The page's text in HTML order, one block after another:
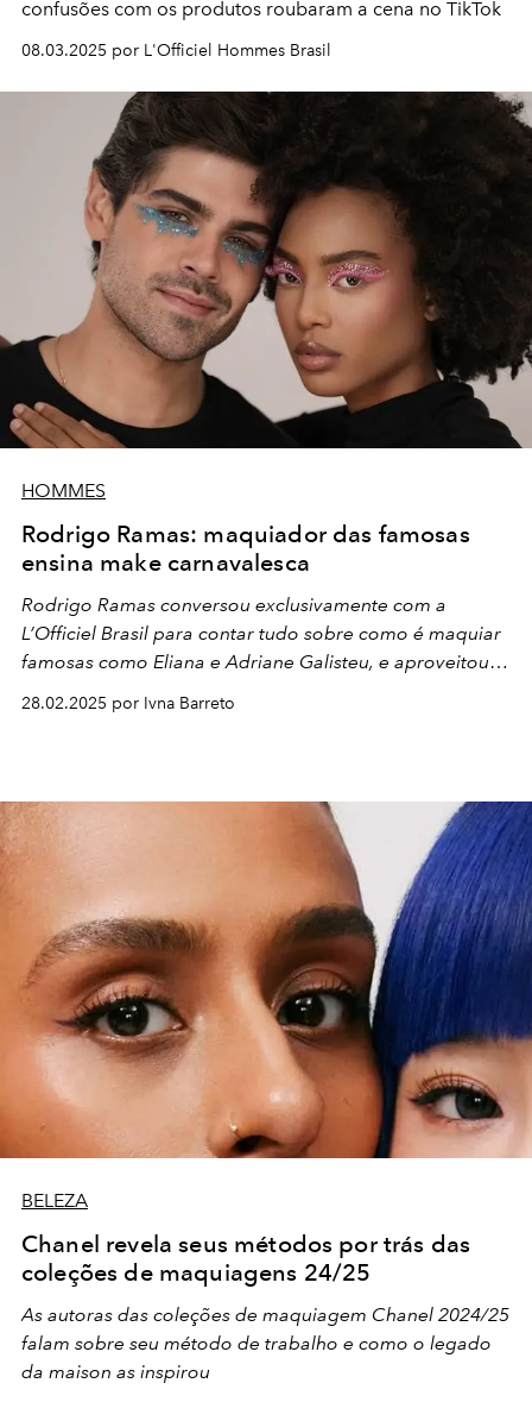
confusões com os produtos roubaram a cena no TikTok
08.03.2025 por L'Officiel Hommes Brasil
HOMMES
Rodrigo Ramas: maquiador das famosas
ensina make carnavalesca
Rodrigo Ramas conversou exclusivamente com a
L’Officiel Brasil para contar tudo sobre como é maquiar
famosas como Eliana e Adriane Galisteu, e aproveitou
carnavalesca para cair na folia!
28.02.2025 por Ivna Barreto
BELEZA
Chanel revela seus métodos por trás das
coleções de maquiagens 24/25
As autoras das coleções de maquiagem Chanel 2024/25
falam sobre seu método de trabalho e como o legado
da maison as inspirou